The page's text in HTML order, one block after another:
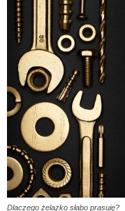
Dlaczego żelazko słabo prasuję?